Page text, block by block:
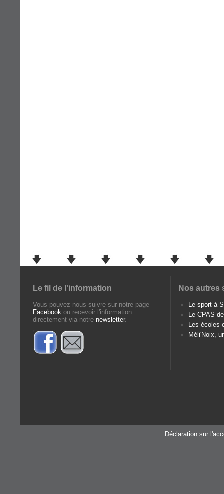
Le fil de l'information
Vous pouvez nous suivre sur notre page
Facebook ou recevoir l'information
directement via notre newsletter.
Nos autres
Le sport à
Le CPAS
Les écoles
Méli'Noix,
Déclaration sur